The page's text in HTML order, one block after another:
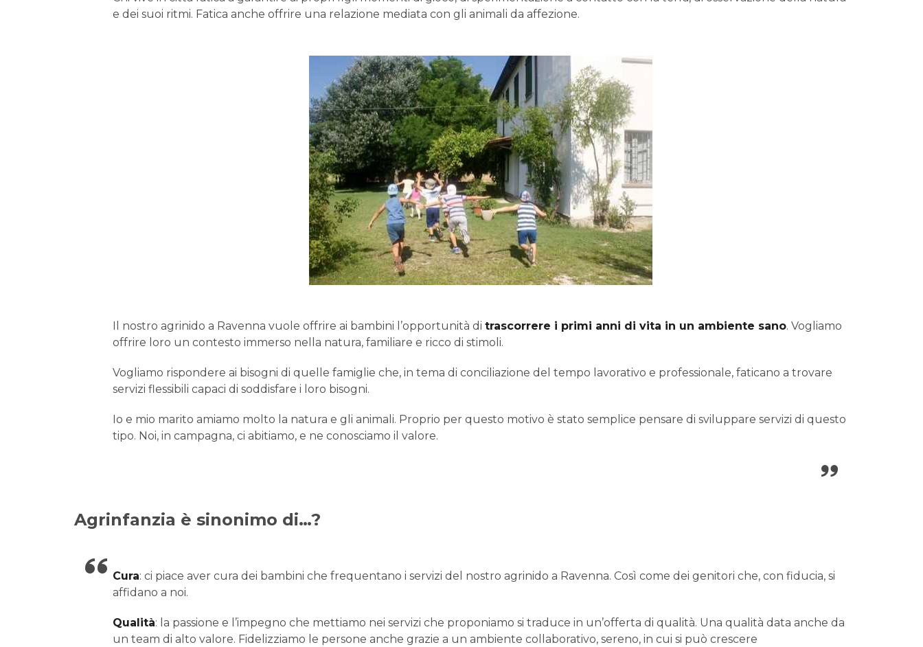
e dei suoi ritmi. Fatica anche offrire una relazione mediata con gli animali da affezione.
Il nostro agrinido a Ravenna vuole offrire ai bambini l’opportunità di trascorrere i primi anni di vita in un ambiente sano. Vogliamo
offrire loro un contesto immerso nella natura, familiare e ricco di stimoli.
Vogliamo rispondere ai bisogni di quelle famiglie che, in tema di conciliazione del tempo lavorativo e professionale, faticano a trovare
servizi flessibili capaci di soddisfare i loro bisogni.
Io e mio marito amiamo molto la natura e gli animali. Proprio per questo motivo è stato semplice pensare di sviluppare servizi di questo
tipo. Noi, in campagna, ci abitiamo, e ne conosciamo il valore.
Agrinfanzia è sinonimo di…?
Cura: ci piace aver cura dei bambini che frequentano i servizi del nostro agrinido a Ravenna. Così come dei genitori che, con fiducia, si
affidano a noi.
Qualità: la passione e l’impegno che mettiamo nei servizi che proponiamo si traduce in un’offerta di qualità. Una qualità data anche da
un team di alto valore. Fidelizziamo le persone anche grazie a un ambiente collaborativo, sereno, in cui si può crescere